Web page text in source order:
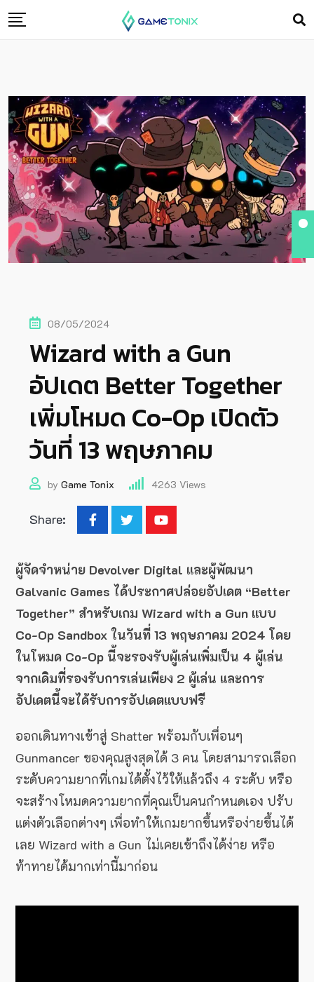
08/05/2024
Wizard with a Gun
อัปเดต Better Together
เพิ่มโหมด Co-Op เปิดตัว
วันที่ 13 พฤษภาคม
by Game Tonix 4263 Views
Share:
ผู้จัดจำหน่าย Devolver Digital และผู้พัฒนา
Galvanic Games ได้ประกาศปล่อยอัปเดต “Better
Together” สำหรับเกม Wizard with a Gun แบบ
Co-Op Sandbox ในวันที่ 13 พฤษภาคม 2024 โดย
ในโหมด Co-Op นี้จะรองรับผู้เล่นเพิ่มเป็น 4 ผู้เล่น
จากเดิมที่รองรับการเล่นเพียง 2 ผู้เล่น และการ
อัปเดตนี้จะได้รับการอัปเดตแบบฟรี
ออกเดินทางเข้าสู่ Shatter พร้อมกับเพื่อนๆ
Gunmancer ของคุณสูงสุดได้ 3 คน โดยสามารถเลือก
ระดับความยากที่เกมได้ตั้งไว้ให้แล้วถึง 4 ระดับ หรือ
จะสร้างโหมดความยากที่คุณเป็นคนกำหนดเอง ปรับ
แต่งตัวเลือกต่างๆ เพื่อทำให้เกมยากขึ้นหรือง่ายขึ้นได้
เลย Wizard with a Gun ไม่เคยเข้าถึงได้ง่าย หรือ
ท้าทายได้มากเท่านี้มาก่อน